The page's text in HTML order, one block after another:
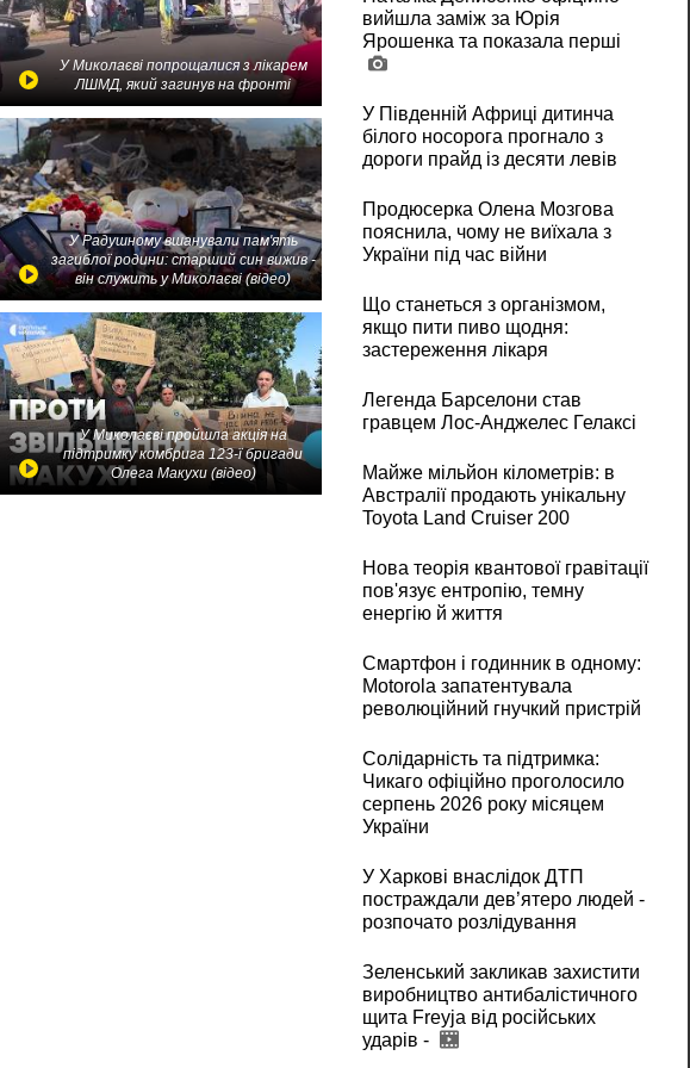
У Миколаєві попрощалися з лікарем
ЛШМД, який загинув на фронті
У Радушному вшанували пам'ять
загиблої родини: старший син вижив -
він служить у Миколаєві (відео)
У Миколаєві пройшла акція на
підтримку комбрига 123-ї бригади
Олега Макухи (відео)
вийшла заміж за Юрія
Ярошенка та показала перші
У Південній Африці дитинча
білого носорога прогнало з
дороги прайд із десяти левів
Продюсерка Олена Мозгова
пояснила, чому не виїхала з
України під час війни
Що станеться з організмом,
якщо пити пиво щодня:
застереження лікаря
Легенда Барселони став
гравцем Лос-Анджелес Гелаксі
Майже мільйон кілометрів: в
Австралії продають унікальну
Toyota Land Cruiser 200
Нова теорія квантової гравітації
пов'язує ентропію, темну
енергію й життя
Смартфон і годинник в одному:
Motorola запатентувала
революційний гнучкий пристрій
Солідарність та підтримка:
Чикаго офіційно проголосило
серпень 2026 року місяцем
України
У Харкові внаслідок ДТП
постраждали дев’ятеро людей -
розпочато розлідування
Зеленський закликав захистити
виробництво антибалістичного
щита Freyja від російських
ударів -